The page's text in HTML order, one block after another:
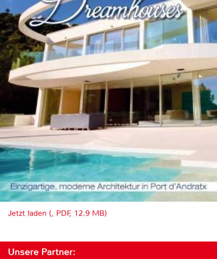
Jetzt laden (, PDF, 12.9 MB)
Unsere Partner: